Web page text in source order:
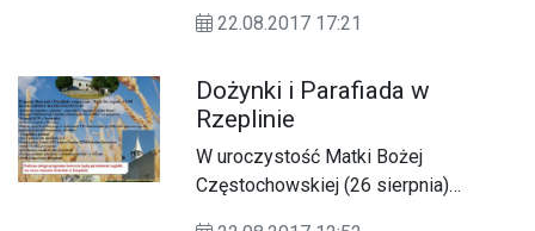
22.08.2017 17:21
Dożynki i Parafiada w
Rzeplinie
W uroczystość Matki Bożej
Częstochowskiej (26 sierpnia)